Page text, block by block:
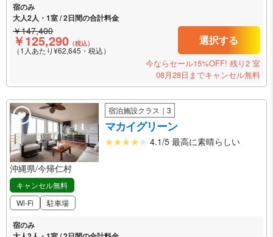
宿のみ
大人2人・1室 / 2日間の合計料金
￥147,400
￥125,290 （税込）
（1人あたり¥62,645・税込）
選択する
今ならセール15%OFF! 残り2 室
08月28日までキャンセル無料
宿泊施設クラス｜3
マカイグリーン
4.1/5 最高に素晴らしい
沖縄県/今帰仁村
キャンセル無料
Wi-Fi
駐車場
宿のみ